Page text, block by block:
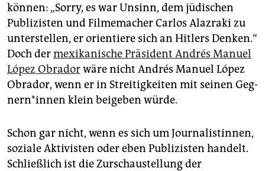
abo
genossenschaft
epaper login
können: „Sorry, es war Unsinn, dem jüdischen
Publizisten und Filmemacher Carlos Alazraki zu
unterstellen, er orientiere sich an Hitlers Denken.“
Doch dermexikanische Präsident Andrés Manuel
López Obradorwäre nicht Andrés Manuel López
Obrador, wenn er in Streitigkeiten mit seinen Geg­
nern*­in­nen klein beigeben würde.
Schon gar nicht, wenn es sich um Journalistinnen,
soziale Aktivisten oder eben Publizisten handelt.
Schließlich ist die Zurschaustellung der